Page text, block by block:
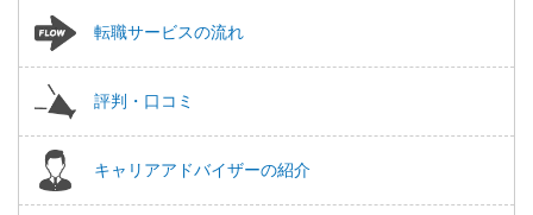
転職サービスの流れ
評判・口コミ
キャリアアドバイザーの紹介